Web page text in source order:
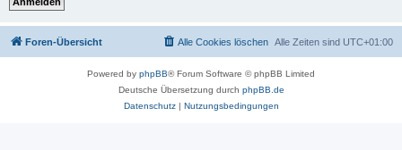
Foren-Übersicht Alle Zeiten sind UTC+01:00
Alle Cookies löschen
Powered by phpBB® Forum Software © phpBB Limited
Deutsche Übersetzung durch phpBB.de
Datenschutz| Nutzungsbedingungen